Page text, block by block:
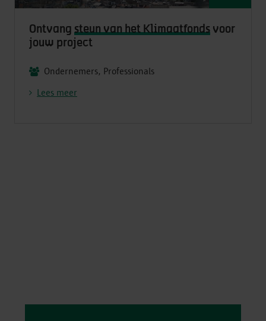
Ontvang steun van het Klimaatfonds voor
jouw project
Ondernemers, Professionals
Lees meer